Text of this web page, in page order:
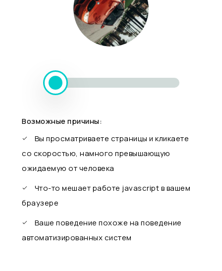
Возможные причины:
Вы просматриваете страницы и кликаете
со скоростью, намного превышающую
ожидаемую от человека
Что-то мешает работе javascript в вашем
браузере
Ваше поведение похоже на поведение
автоматизированных систем